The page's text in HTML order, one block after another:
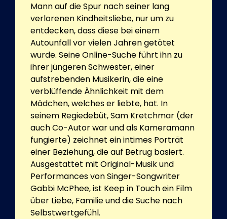
Mann auf die Spur nach seiner lang
verlorenen Kindheitsliebe, nur um zu
entdecken, dass diese bei einem
Autounfall vor vielen Jahren getötet
wurde. Seine Online-Suche führt ihn zu
ihrer jüngeren Schwester, einer
aufstrebenden Musikerin, die eine
verblüffende Ähnlichkeit mit dem
Mädchen, welches er liebte, hat. In
seinem Regiedebüt, Sam Kretchmar (der
auch Co-Autor war und als Kameramann
fungierte) zeichnet ein intimes Porträt
einer Beziehung, die auf Betrug basiert.
Ausgestattet mit Original-Musik und
Performances von Singer-Songwriter
Gabbi McPhee, ist Keep in Touch ein Film
über Liebe, Familie und die Suche nach
Selbstwertgefühl.